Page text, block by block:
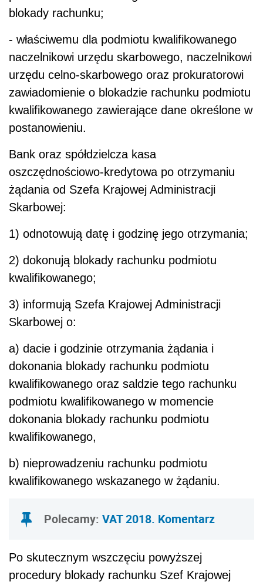
blokady rachunku;
- właściwemu dla podmiotu kwalifikowanego
naczelnikowi urzędu skarbowego, naczelnikowi
urzędu celno-skarbowego oraz prokuratorowi
zawiadomienie o blokadzie rachunku podmiotu
kwalifikowanego zawierające dane określone w
postanowieniu.
Bank oraz spółdzielcza kasa
oszczędnościowo-kredytowa po otrzymaniu
żądania od Szefa Krajowej Administracji
Skarbowej:
1) odnotowują datę i godzinę jego otrzymania;
2) dokonują blokady rachunku podmiotu
kwalifikowanego;
3) informują Szefa Krajowej Administracji
Skarbowej o:
a) dacie i godzinie otrzymania żądania i
dokonania blokady rachunku podmiotu
kwalifikowanego oraz saldzie tego rachunku
podmiotu kwalifikowanego w momencie
dokonania blokady rachunku podmiotu
kwalifikowanego,
b) nieprowadzeniu rachunku podmiotu
kwalifikowanego wskazanego w żądaniu.
Polecamy: VAT 2018. Komentarz
Po skutecznym wszczęciu powyższej
procedury blokady rachunku Szef Krajowej